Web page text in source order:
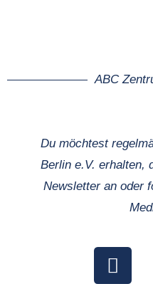
ABC
Du möchtest
Berlin e.V. erhalten,
Newsletter an oder